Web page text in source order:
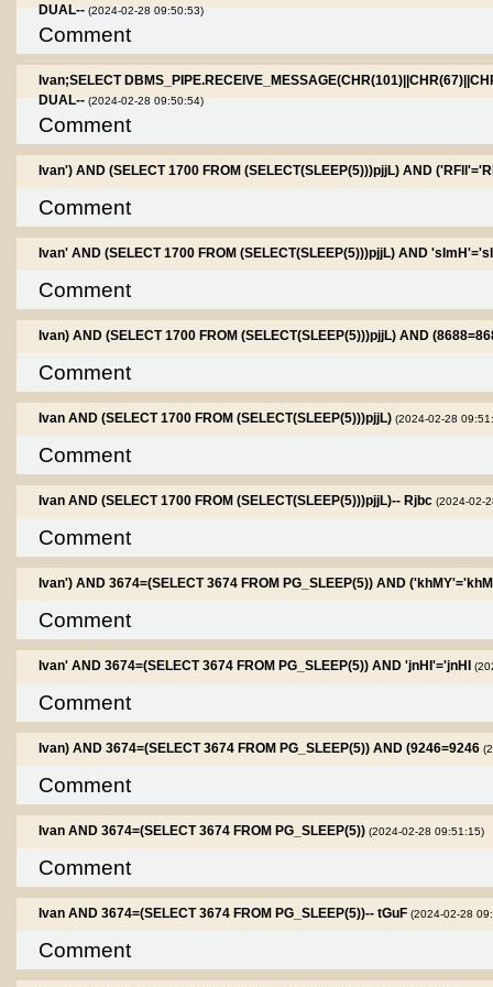
DUAL-- (2024-02-28 09:50:53)
Comment
Ivan;SELECT
DUAL-- (2024-02-28 09:50:54)
Comment
Ivan') AND (SELECT 1700 FROM (SELECT(SLEEP(5)))pjjL) AND
Comment
Ivan' AND (SELECT 1700 FROM (SELECT(SLEEP(5)))pjjL) AND
Comment
Ivan) AND (SELECT 1700 FROM (SELECT(SLEEP(5)))pjjL) AND
Comment
Ivan AND (SELECT 1700 FROM (SELECT(SLEEP(5)))pjjL) (2024-02-28
Comment
Ivan AND (SELECT 1700 FROM (SELECT(SLEEP(5)))pjjL)-- Rjbc (2024-02-
Comment
Ivan') AND 3674=(SELECT 3674 FROM PG_SLEEP(5)) AND
Comment
Ivan' AND 3674=(SELECT 3674 FROM PG_SLEEP(5)) AND 'jnHI'='jnHI
Comment
Ivan) AND 3674=(SELECT 3674 FROM PG_SLEEP(5)) AND (9246=9246
Comment
Ivan AND 3674=(SELECT 3674 FROM PG_SLEEP(5)) (2024-02-28 09:51:15)
Comment
Ivan AND 3674=(SELECT 3674 FROM PG_SLEEP(5))-- tGuF (2024-02-28
Comment